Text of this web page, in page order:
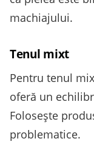
machiajului.
Tenul mixt
Pentru tenul
oferă un
Folosește
problematice.